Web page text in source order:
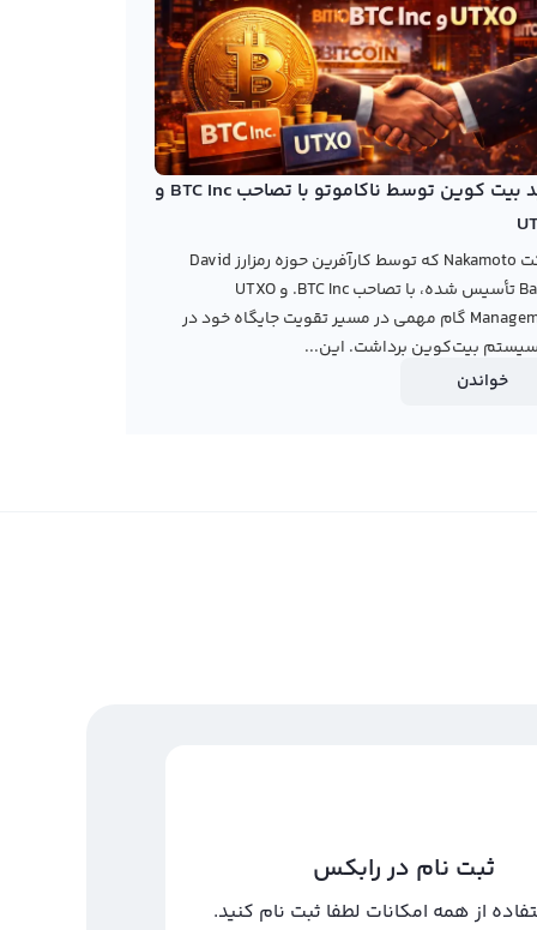
خرید بیت کوین توسط ناکاموتو با تصاحب BTC Inc و
شرکت Nakamoto که توسط کارآفرین حوزه رمزارز David
Bailey تأسیس شده، با تصاحب BTC Inc. و UTXO
Management گام مهمی در مسیر تقویت جایگاه خود در
بیت‌کوین برداشت. این...
خواندن
ثبت نام در رابکس
از همه امکانات لطفا ثبت نام کنید.